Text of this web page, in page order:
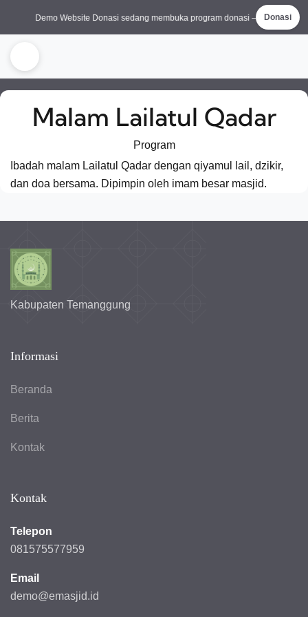
Demo Website Donasi sedang membuka program donasi — mari bantu
Donasi
Malam Lailatul Qadar
Program
Ibadah malam Lailatul Qadar dengan qiyamul lail, dzikir,
dan doa bersama. Dipimpin oleh imam besar masjid.
Kabupaten Temanggung
Informasi
Beranda
Berita
Kontak
Kontak
Telepon
081575577959
Email
demo@emasjid.id